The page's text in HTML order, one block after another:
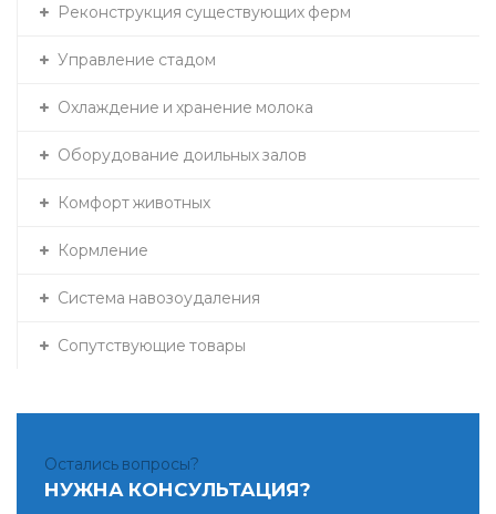
Реконструкция существующих ферм
Управление стадом
Охлаждение и хранение молока
Оборудование доильных залов
Комфорт животных
Кормление
Система навозоудаления
Сопутствующие товары
Остались вопросы?
НУЖНА КОНСУЛЬТАЦИЯ?